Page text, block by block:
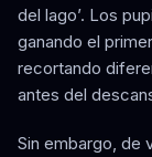
del lago’. Los
ganando el
recortando
antes del
Sin embargo, de